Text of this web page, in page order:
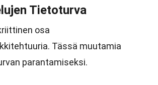
Tietoturva
osa
Tässä muutamia
parantamiseksi.